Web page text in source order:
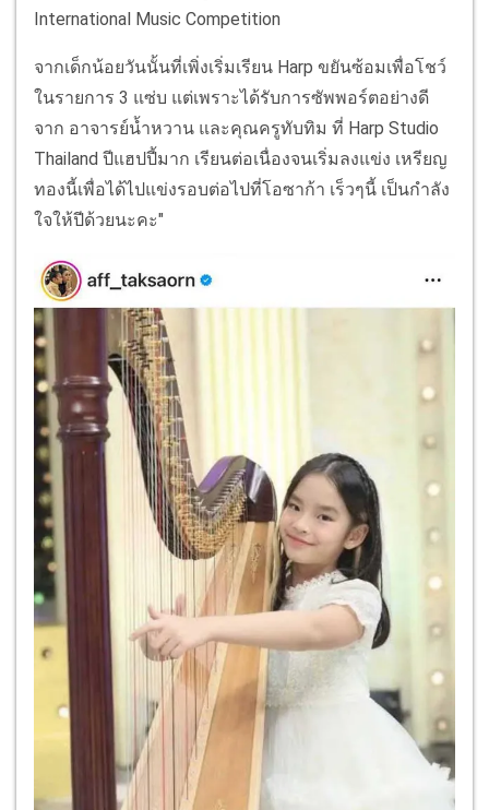
International Music Competition
จากเด็กน้อยวันนั้นที่เพิ่งเริ่มเรียน Harp ขยันซ้อมเพื่อโชว์
ในรายการ 3 แซ่บ แต่เพราะได้รับการซัพพอร์ตอย่างดี
จาก อาจารย์น้ำหวาน และคุณครูทับทิม ที่ Harp Studio
Thailand ปีแฮปปี้มาก เรียนต่อเนื่องจนเริ่มลงแข่ง เหรียญ
ทองนี้เพื่อได้ไปแข่งรอบต่อไปที่โอซาก้า เร็วๆนี้ เป็นกําลัง
ใจให้ปีด้วยนะคะ"